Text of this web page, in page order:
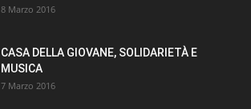
8 Marzo 2016
CASA DELLA GIOVANE, SOLIDARIETÀ E
MUSICA
7 Marzo 2016